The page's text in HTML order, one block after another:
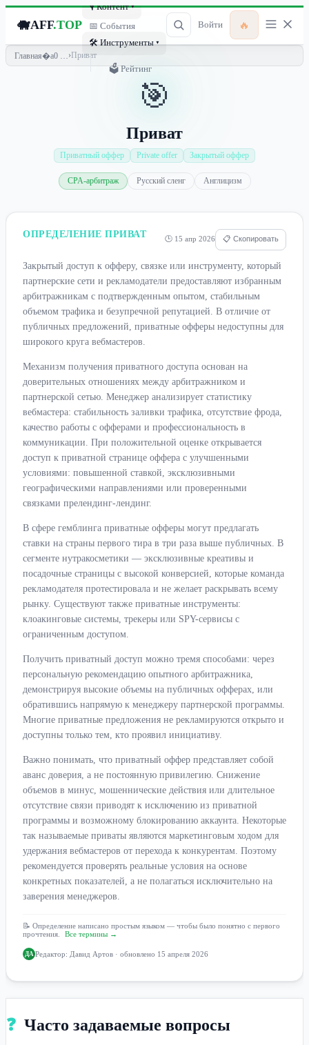
🐗AFF.TOP
🎙 Контент ▾
📅 События
🛠 Инструменты ▾
🗳 Рейтинг
Войти 🔥
Главная › Приват
🎯
Приват
Приватный оффер Private offer Закрытый оффер
CPA-арбитраж Русский сленг Англицизм
ОПРЕДЕЛЕНИЕ ПРИВАТ 🕒 15 апр 2026 📋 Скопировать
Закрытый доступ к офферу, связке или инструменту, который
партнерские сети и рекламодатели предоставляют избранным
арбитражникам с подтвержденным опытом, стабильным
объемом трафика и безупречной репутацией. В отличие от
публичных предложений, приватные офферы недоступны для
широкого круга вебмастеров.
Механизм получения приватного доступа основан на
доверительных отношениях между арбитражником и
партнерской сетью. Менеджер анализирует статистику
вебмастера: стабильность заливки трафика, отсутствие фрода,
качество работы с офферами и профессиональность в
коммуникации. При положительной оценке открывается
доступ к приватной странице оффера с улучшенными
условиями: повышенной ставкой, эксклюзивными
географическими направлениями или проверенными
связками прелендинг-лендинг.
В сфере гемблинга приватные офферы могут предлагать
ставки на страны первого тира в три раза выше публичных. В
сегменте нутракосметики — эксклюзивные креативы и
посадочные страницы с высокой конверсией, которые команда
рекламодателя протестировала и не желает раскрывать всему
рынку. Существуют также приватные инструменты:
клоакинговые системы, трекеры или SPY-сервисы с
ограниченным доступом.
Получить приватный доступ можно тремя способами: через
персональную рекомендацию опытного арбитражника,
демонстрируя высокие объемы на публичных офферах, или
обратившись напрямую к менеджеру партнерской программы.
Многие приватные предложения не рекламируются открыто и
доступны только тем, кто проявил инициативу.
Важно понимать, что приватный оффер представляет собой
аванс доверия, а не постоянную привилегию. Снижение
объемов в минус, мошеннические действия или длительное
отсутствие связи приводят к исключению из приватной
программы и возможному блокированию аккаунта. Некоторые
так называемые приваты являются маркетинговым ходом для
удержания вебмастеров от перехода к конкурентам. Поэтому
рекомендуется проверять реальные условия на основе
конкретных показателей, а не полагаться исключительно на
заверения менеджеров.
📝 Определение написано простым языком — чтобы было понятно с первого
прочтения.
Все термины →
ДА Редактор: Давид Артов · обновлено 15 апреля 2026
❓ Часто задаваемые вопросы